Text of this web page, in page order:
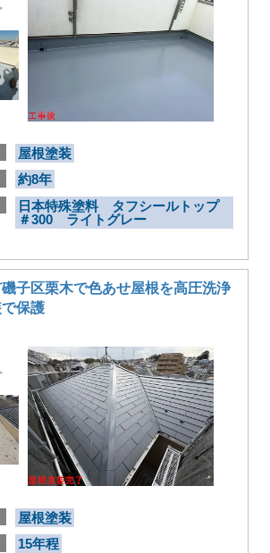
屋根塗装
約8年
日本特殊塗料 タフシールトップ
＃300 ライトグレー
子区栗木で色あせ屋根を高圧洗浄
保護
屋根塗装
15年程